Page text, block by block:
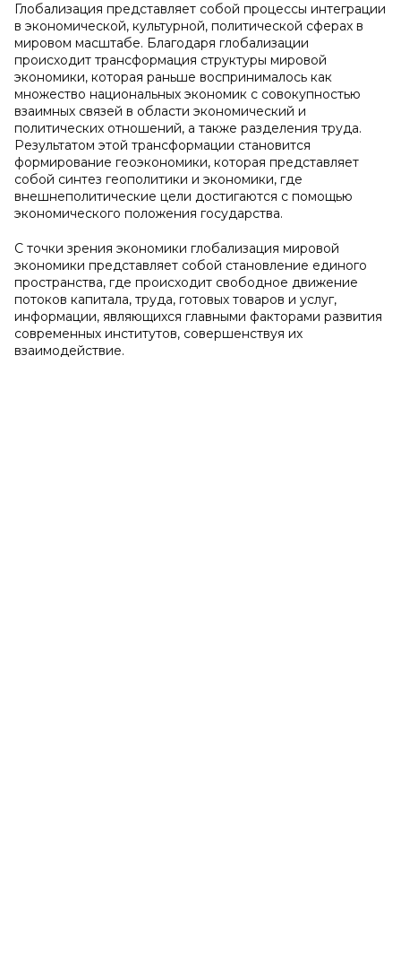
Глобализация представляет собой процессы интеграции
в экономической, культурной, политической сферах в
мировом масштабе. Благодаря глобализации
происходит трансформация структуры мировой
экономики, которая раньше воспринималось как
множество национальных экономик с совокупностью
взаимных связей в области экономический и
политических отношений, а также разделения труда.
Результатом этой трансформации становится
формирование геоэкономики, которая представляет
собой синтез геополитики и экономики, где
внешнеполитические цели достигаются с помощью
экономического положения государства.
С точки зрения экономики глобализация мировой
экономики представляет собой становление единого
пространства, где происходит свободное движение
потоков капитала, труда, готовых товаров и услуг,
информации, являющихся главными факторами развития
современных институтов, совершенствуя их
взаимодействие.